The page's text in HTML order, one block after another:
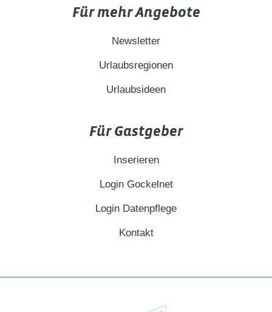
Für mehr Angebote
Newsletter
Urlaubsregionen
Urlaubsideen
Für Gastgeber
Inserieren
Login Gockelnet
Login Datenpflege
Kontakt